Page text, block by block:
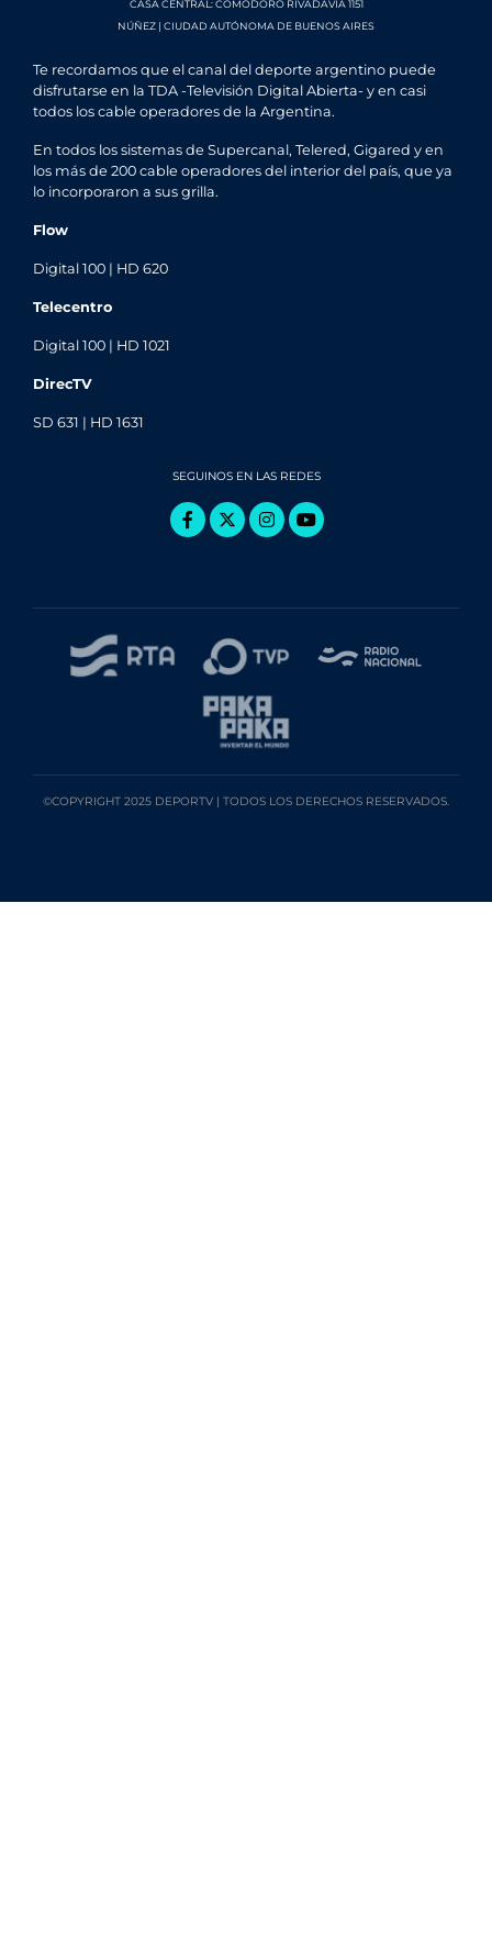
CASA CENTRAL: COMODORO RIVADAVIA 1151
NÚÑEZ | CIUDAD AUTÓNOMA DE BUENOS AIRES
Te recordamos que el canal del deporte argentino puede
disfrutarse en la TDA -Televisión Digital Abierta- y en casi
todos los cable operadores de la Argentina.
En todos los sistemas de Supercanal, Telered, Gigared y en
los más de 200 cable operadores del interior del país, que ya
lo incorporaron a sus grilla.
Flow
Digital 100 | HD 620
Telecentro
Digital 100 | HD 1021
DirecTV
SD 631 | HD 1631
SEGUINOS EN LAS REDES
©COPYRIGHT 2025 DEPORTV | TODOS LOS DERECHOS RESERVADOS.